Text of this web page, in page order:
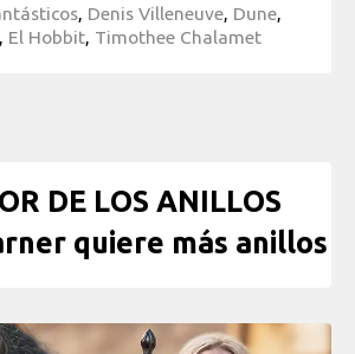
, Denis Villeneuve, Dune,
, El Hobbit, Timothee Chalamet
DE LOS ANILLOS
quiere más anillos